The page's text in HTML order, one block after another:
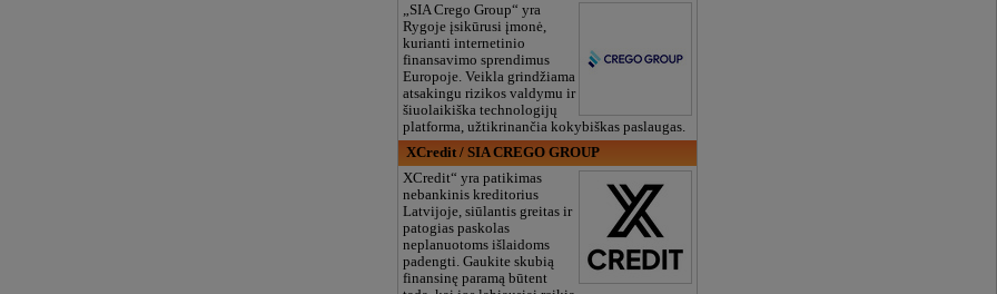
„SIA Crego Group“ yra
Rygoje įsikūrusi įmonė,
kurianti internetinio
finansavimo sprendimus
Europoje. Veikla grindžiama
atsakingu rizikos valdymu ir
šiuolaikiška technologijų
platforma, užtikrinančia kokybiškas paslaugas.
XCredit / SIA CREGO GROUP
XCredit“ yra patikimas
nebankinis kreditorius
Latvijoje, siūlantis greitas ir
patogias paskolas
neplanuotoms išlaidoms
padengti. Gaukite skubią
finansinę paramą būtent